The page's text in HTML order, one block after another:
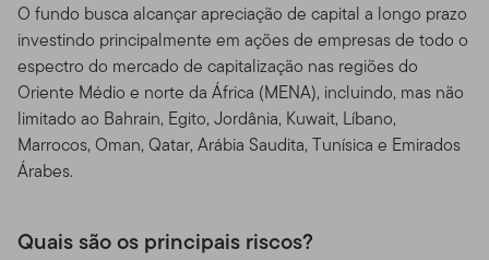
O fundo busca alcançar apreciação de capital a longo prazo
investindo principalmente em ações de empresas de todo o
espectro do mercado de capitalização nas regiões do
Oriente Médio e norte da África (MENA), incluindo, mas não
limitado ao Bahrain, Egito, Jordânia, Kuwait, Líbano,
Marrocos, Oman, Qatar, Arábia Saudita, Tunísica e Emirados
Árabes.
Quais são os principais riscos?